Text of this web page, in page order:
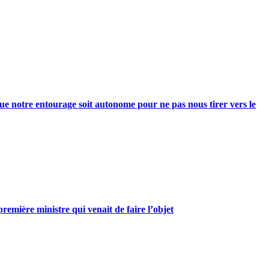
notre entourage soit autonome pour ne pas nous tirer vers le
ministre qui venait de faire l’objet